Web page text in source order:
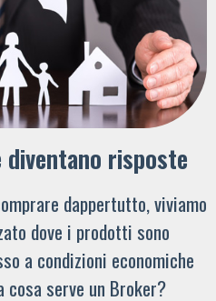
diventano risposte
dappertutto, viviamo
dove i prodotti sono
a condizioni economiche
cosa serve un Broker?